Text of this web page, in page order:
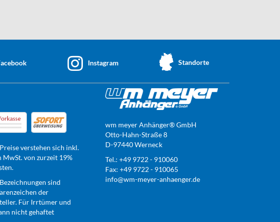
Instagram Standorte
verstehen sich inkl.
MwSt. von zurzeit 19%
sind
der
Für Irrtümer und
nicht gehaftet
wm meyer Anhänger® GmbH
Otto-Hahn-Straße 8
D-97440 Werneck
Tel.: +49 9722 - 910060
Fax: +49 9722 - 910065
info@wm-meyer-anhaenger.de